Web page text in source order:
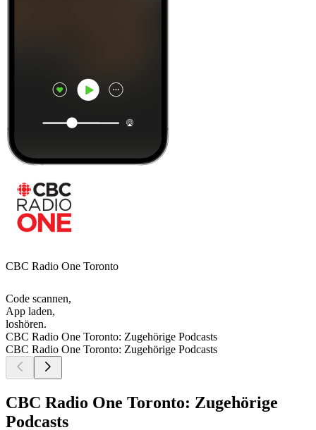
CBC Radio One Toronto
Code scannen,
App laden,
loshören.
CBC Radio One Toronto: Zugehörige Podcasts
CBC Radio One Toronto: Zugehörige Podcasts
CBC Radio One Toronto: Zugehörige
Podcasts